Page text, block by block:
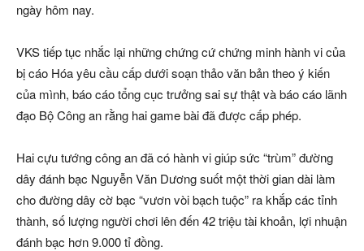
ngày hôm nay.
VKS tiếp tục nhắc lại những chứng cứ chứng minh hành vi của
bị cáo Hóa yêu cầu cấp dưới soạn thảo văn bản theo ý kiến
của mình, báo cáo tổng cục trưởng sai sự thật và báo cáo lãnh
đạo Bộ Công an rằng hai game bài đã được cấp phép.
Hai cựu tướng công an đã có hành vi giúp sức “trùm” đường
dây đánh bạc Nguyễn Văn Dương suốt một thời gian dài làm
cho đường dây cờ bạc “vươn vòi bạch tuộc” ra khắp các tỉnh
thành, số lượng người chơi lên đến 42 triệu tài khoản, lợi nhuận
đánh bạc hơn 9.000 tỉ đồng.